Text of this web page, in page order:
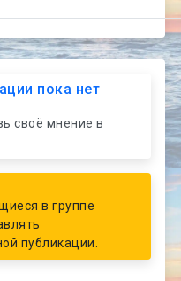
пока нет
своё мнение в
в группе
публикации.